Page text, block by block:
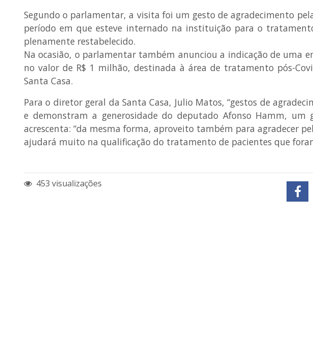
Segundo o parlamentar, a visita foi um gesto de agradecimento
período em que esteve internado na instituição para o
plenamente restabelecido.
Na ocasião, o parlamentar também anunciou a indicação de uma
no valor de R$ 1 milhão, destinada à área de tratamento pós-
Santa Casa.
Para o diretor geral da Santa Casa, Julio Matos, “gestos de
e demonstram a generosidade do deputado Afonso Hamm, um
acrescenta: “da mesma forma, aproveito também para agradecer
ajudará muito na qualificação do tratamento de pacientes que
453 visualizações